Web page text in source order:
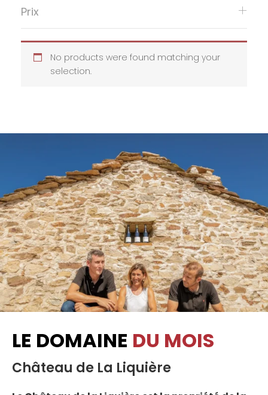
No products were found matching your
selection.
Prix
LE DOMAINE DU MOIS
Château de La Liquière